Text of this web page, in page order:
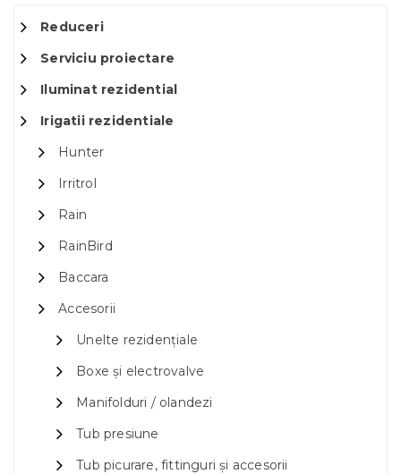
Reduceri
Serviciu proiectare
Iluminat rezidential
Irigatii rezidentiale
Hunter
Irritrol
Rain
RainBird
Baccara
Accesorii
Unelte rezidențiale
Boxe și electrovalve
Manifolduri / olandezi
Tub presiune
Tub picurare, fittinguri și accesorii